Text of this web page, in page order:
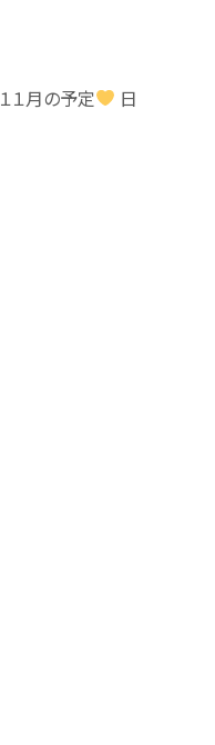
１１月の予定
日